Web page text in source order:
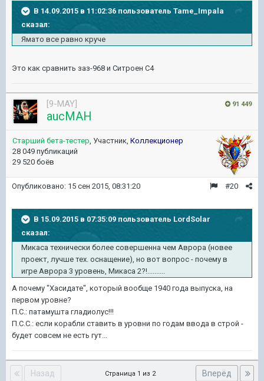
В 14.09.2015 в 11:02:36 пользователь Tame_Impala
сказал:
Ямато все равно круче
Это как сравнить заз-968 и Ситроен С4
91 449
[9-MAY]
aucMAH
Старший бета-тестер , Участник, Коллекционер
28 049 публикаций
29 520 боёв
#20
Опубликовано: 15 сен 2015, 08:31:20
В 15.09.2015 в 07:35:09 пользователь LordSolar
сказал:
Микаса технически более совершенна чем Аврора (новее
проект, лучше тех. оснащение), но вот вопрос - почему в
игре Аврора 3 уровень, Микаса 2?!..........
А почему "Хасидате", который вообще 1940 года выпуска, на
первом уровне?
П.С.: патамушта гладиолус!!!
П.С.С.: если корабли ставить в уровни по годам ввода в строй -
будет совсем не есть гут...
Назад Вперёд
Страница 1 из 2